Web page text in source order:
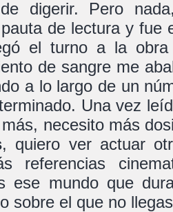
de digerir. Pero
de lectura y fue
el turno a la
de sangre me
a lo largo de un
Una vez
necesito más
, quiero ver actuar
referencias
ese mundo que
sobre el que no